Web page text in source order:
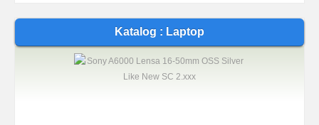
Katalog : Laptop